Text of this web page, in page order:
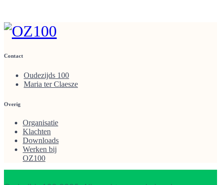
Contact
Oudezijds 100
Maria ter Claesze
Overig
Organisatie
Klachten
Downloads
Werken bij
OZ100